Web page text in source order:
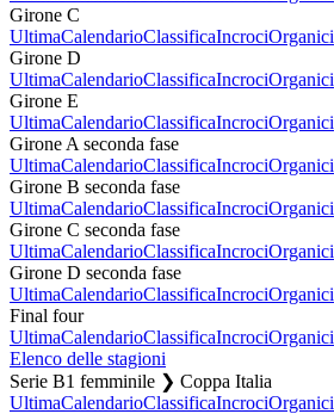
Girone C
UltimaCalendarioClassificaIncrociOrganici
Girone D
UltimaCalendarioClassificaIncrociOrganici
Girone E
UltimaCalendarioClassificaIncrociOrganici
Girone A seconda fase
UltimaCalendarioClassificaIncrociOrganici
Girone B seconda fase
UltimaCalendarioClassificaIncrociOrganici
Girone C seconda fase
UltimaCalendarioClassificaIncrociOrganici
Girone D seconda fase
UltimaCalendarioClassificaIncrociOrganici
Final four
UltimaCalendarioClassificaIncrociOrganici
Elenco delle stagioni
Serie B1 femminile ❯ Coppa Italia
UltimaCalendarioClassificaIncrociOrganici